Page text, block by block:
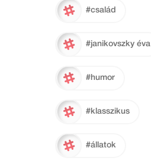
#család
#janikovszky éva
#humor
#klasszikus
#állatok